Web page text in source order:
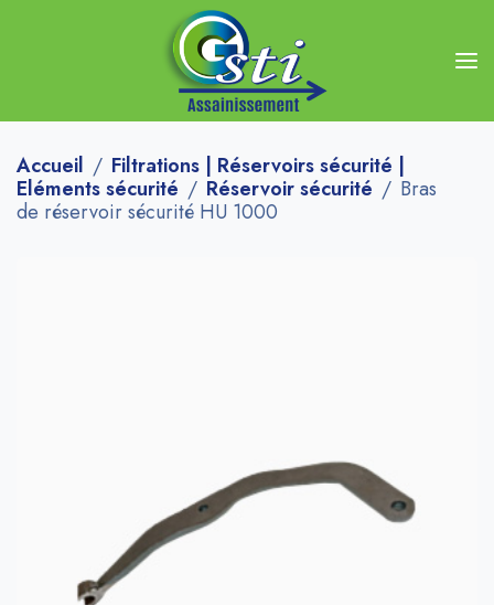
Accueil
Filtrations | Réservoirs sécurité |
Eléments sécurité
Réservoir sécurité
Bras
de réservoir sécurité HU 1000